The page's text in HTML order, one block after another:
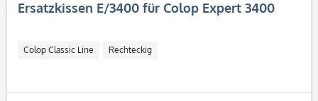
Ersatzkissen E/3400 für Colop Expert 3400
Colop Classic Line Rechteckig